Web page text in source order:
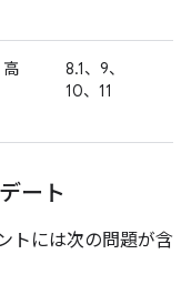
高
8.1、9、
10、11
ート
トには次の問題が含